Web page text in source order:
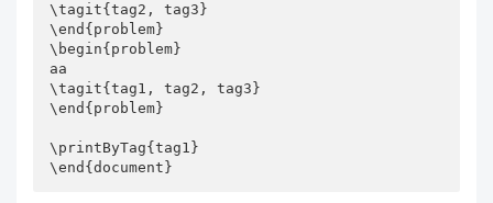
\tagit{tag2, tag3}
\end{problem}
\begin{problem}
aa
\tagit{tag1, tag2, tag3}
\end{problem}
\printByTag{tag1}
\end{document}